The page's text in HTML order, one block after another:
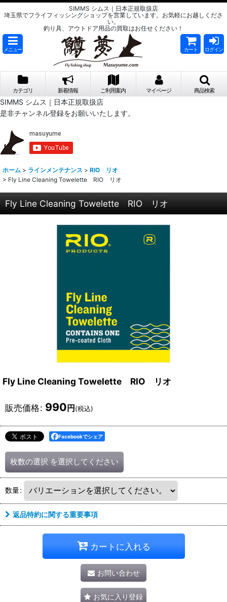
SIMMS シムス｜日本正規取扱店
埼玉県でフライフィッシングショップを営業しています。お気軽にお越しくださ
い。
釣り具、アウトドア用品の買取はお任せください！
メニュー カート ログイン
カテゴリ 新着情報 ご利用案内 マイページ 商品検索
SIMMS シムス｜日本正規取扱店
是非チャンネル登録をお願いいたします。
ホーム > ラインメンテナンス > RIO リオ
> Fly Line Cleaning Towelette RIO リオ
Fly Line Cleaning Towelette RIO リオ
Fly Line Cleaning Towelette RIO リオ
販売価格: 990 円 (税込)
Facebookでシェア
枚数の選択 を選択してください
数量:
返品特約に関する重要事項
カートに入れる
お問い合わせ
お気に入り登録